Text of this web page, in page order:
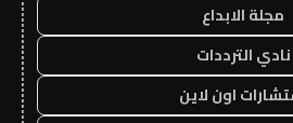
مجلة الابداع
نادي الترددات
اون لاين